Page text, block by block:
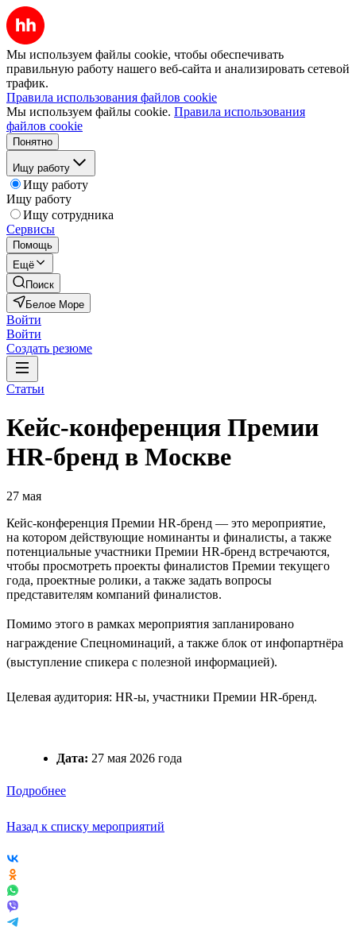
Мы используем файлы cookie, чтобы обеспечивать
правильную работу нашего веб-сайта и анализировать сетевой
трафик.
Правила использования файлов cookie
Мы используем файлы cookie. Правила использования
файлов cookie
Понятно
Ищу работу
Ищу работу
Ищу работу
Ищу сотрудника
Сервисы
Помощь
Ещё
Поиск
Белое Море
Войти
Войти
Создать резюме
Статьи
Кейс-конференция Премии
HR-бренд в Москве
27 мая
Кейс-конференция Премии HR-бренд — это мероприятие,
на котором действующие номинанты и финалисты, а также
потенциальные участники Премии HR-бренд встречаются,
чтобы просмотреть проекты финалистов Премии текущего
года, проектные ролики, а также задать вопросы
представителям компаний финалистов.
Помимо этого в рамках мероприятия запланировано
награждение Спецноминаций, а также блок от инфопартнёра
(выступление спикера с полезной информацией).
Целевая аудитория: HR-ы, участники Премии HR-бренд.
Дата: 27 мая 2026 года
Подробнее
Назад к списку мероприятий